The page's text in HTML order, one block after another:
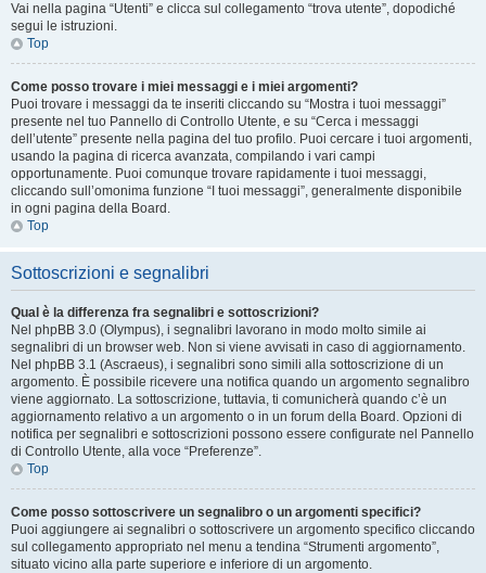
Vai nella pagina “Utenti” e clicca sul collegamento “trova utente”, dopodiché
segui le istruzioni.
Top
Come posso trovare i miei messaggi e i miei argomenti?
Puoi trovare i messaggi da te inseriti cliccando su “Mostra i tuoi messaggi”
presente nel tuo Pannello di Controllo Utente, e su “Cerca i messaggi
dell’utente” presente nella pagina del tuo profilo. Puoi cercare i tuoi argomenti,
usando la pagina di ricerca avanzata, compilando i vari campi
opportunamente. Puoi comunque trovare rapidamente i tuoi messaggi,
cliccando sull’omonima funzione “I tuoi messaggi”, generalmente disponibile
in ogni pagina della Board.
Top
Sottoscrizioni e segnalibri
Qual è la differenza fra segnalibri e sottoscrizioni?
Nel phpBB 3.0 (Olympus), i segnalibri lavorano in modo molto simile ai
segnalibri di un browser web. Non si viene avvisati in caso di aggiornamento.
Nel phpBB 3.1 (Ascraeus), i segnalibri sono simili alla sottoscrizione di un
argomento. È possibile ricevere una notifica quando un argomento segnalibro
viene aggiornato. La sottoscrizione, tuttavia, ti comunicherà quando c’è un
aggiornamento relativo a un argomento o in un forum della Board. Opzioni di
notifica per segnalibri e sottoscrizioni possono essere configurate nel Pannello
di Controllo Utente, alla voce “Preferenze”.
Top
Come posso sottoscrivere un segnalibro o un argomenti specifici?
Puoi aggiungere ai segnalibri o sottoscrivere un argomento specifico cliccando
sul collegamento appropriato nel menu a tendina “Strumenti argomento”,
situato vicino alla parte superiore e inferiore di un argomento.